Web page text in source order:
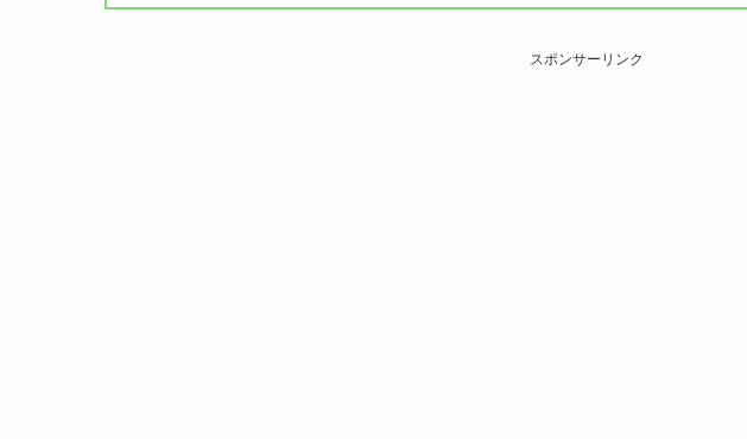
スポンサーリンク